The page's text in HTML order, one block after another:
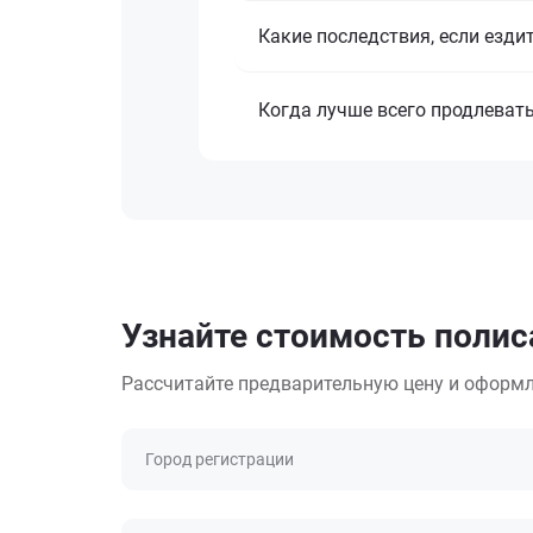
Какие последствия, если
Когда лучше всего
Узнайте стоимость
Рассчитайте предварительную цену и
Город регистрации